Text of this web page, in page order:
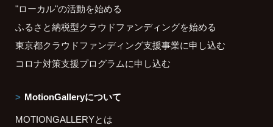
"ローカル"の活動を始める
ふるさと納税型クラウドファンディングを始める
東京都クラウドファンディング支援事業に申し込む
コロナ対策支援プログラムに申し込む
MotionGalleryについて
MOTIONGALLERYとは